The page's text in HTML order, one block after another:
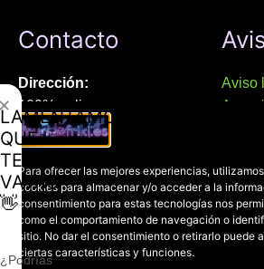
Para ofrecer las mejores experiencias,
cookies para almacenar y/o acceder a la
consentimiento para estas tecnologías nos
como el comportamiento de navegación o
sitio. No dar el consentimiento o retirarlo puede
ciertas características y funciones.
Contacto
Dirección:
100% online
Manresa (08241), Barcelona
Chat Whatsapp (solo texto):
+34 689 800 662
Correo:
contacto@mundofriki.es
Aviso
LAMENTAMOS
QUE
TE
VAYAS
👋
¿Podrías